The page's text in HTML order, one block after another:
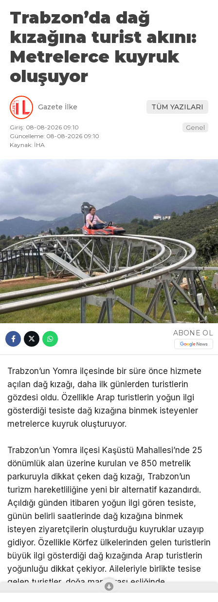
Trabzon’da dağ
kızağına turist akını:
Metrelerce kuyruk
oluşuyor
Gazete İlke TÜM YAZILARI
Giriş: 08-08-2026 09:10
Güncelleme: 08-08-2026 09:10
Kaynak: İHA
Genel
ABONE OL
Trabzon’un Yomra ilçesinde bir süre önce hizmete
açılan dağ kızağı, daha ilk günlerden turistlerin
gözdesi oldu. Özellikle Arap turistlerin yoğun ilgi
gösterdiği tesiste dağ kızağına binmek isteyenler
metrelerce kuyruk oluşturuyor.
Trabzon’un Yomra ilçesi Kaşüstü Mahallesi’nde 25
dönümlük alan üzerine kurulan ve 850 metrelik
parkuruyla dikkat çeken dağ kızağı, Trabzon’un
turizm hareketliliğine yeni bir alternatif kazandırdı.
Açıldığı günden itibaren yoğun ilgi gören tesiste,
günün belirli saatlerinde dağ kızağına binmek
isteyen ziyaretçilerin oluşturduğu kuyruklar uzayıp
gidiyor. Özellikle Körfez ülkelerinden gelen turistlerin
büyük ilgi gösterdiği dağ kızağında Arap turistlerin
yoğunluğu dikkat çekiyor. Aileleriyle birlikte tesise
gelen turistler, doğa manzarası eşliğinde
gerçekleştirilen sürüş için uzun süre sıra bekliyor. İki